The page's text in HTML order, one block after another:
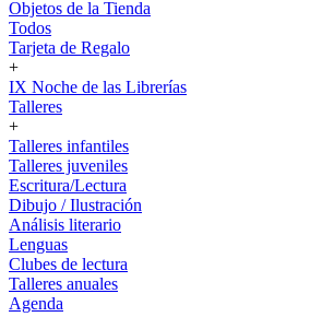
Objetos de la Tienda
Todos
Tarjeta de Regalo
+
IX Noche de las Librerías
Talleres
+
Talleres infantiles
Talleres juveniles
Escritura/Lectura
Dibujo / Ilustración
Análisis literario
Lenguas
Clubes de lectura
Talleres anuales
Agenda